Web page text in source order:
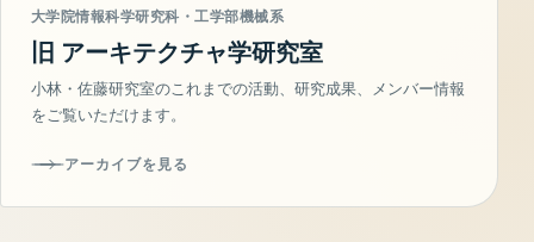
大学院情報科学研究科・工学部機械系
旧 アーキテクチャ学研究室
小林・佐藤研究室のこれまでの活動、研究成果、メンバー情報
をご覧いただけます。
アーカイブを見る